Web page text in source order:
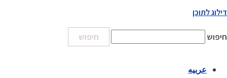
דילוג לתוכן
חיפוש חיפוש
عربيه